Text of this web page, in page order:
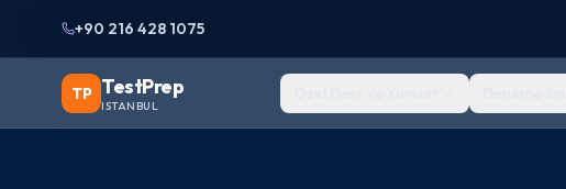
+90 216 428 1075
TP TestPrep
ISTANBUL